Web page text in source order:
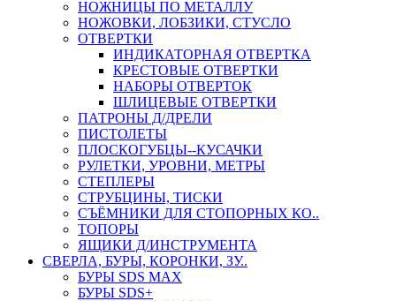
НОЖНИЦЫ ПО МЕТАЛЛУ
НОЖОВКИ, ЛОБЗИКИ, СТУСЛО
ОТВЕРТКИ
ИНДИКАТОРНАЯ ОТВЕРТКА
КРЕСТОВЫЕ ОТВЕРТКИ
НАБОРЫ ОТВЕРТОК
ШЛИЦЕВЫЕ ОТВЕРТКИ
ПАТРОНЫ Д/ДРЕЛИ
ПИСТОЛЕТЫ
ПЛОСКОГУБЦЫ--КУСАЧКИ
РУЛЕТКИ, УРОВНИ, МЕТРЫ
СТЕПЛЕРЫ
СТРУБЦИНЫ, ТИСКИ
СЪЁМНИКИ ДЛЯ СТОПОРНЫХ КО..
ТОПОРЫ
ЯЩИКИ Д/ИНСТРУМЕНТА
СВЕРЛА, БУРЫ, КОРОНКИ, ЗУ..
БУРЫ SDS MAX
БУРЫ SDS+